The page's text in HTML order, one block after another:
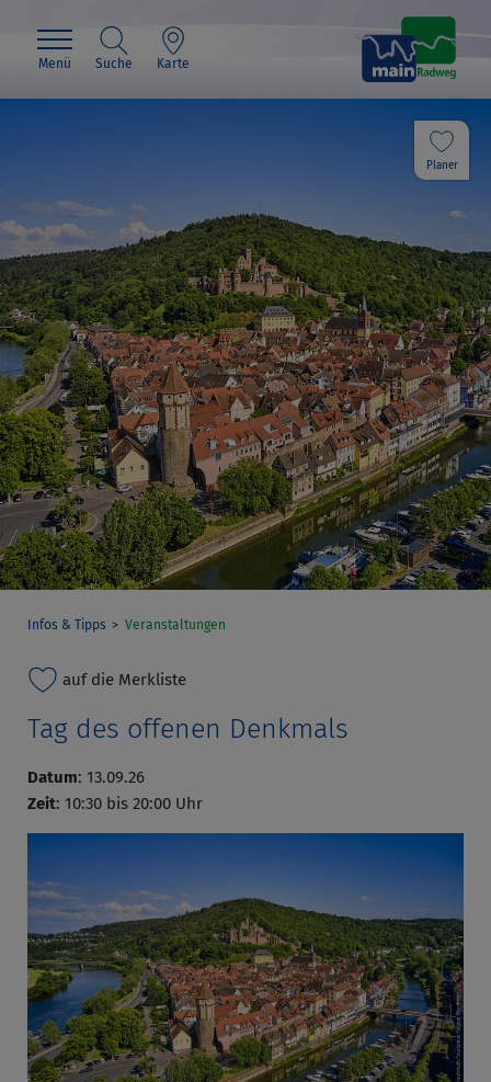
Menü Suche Karte
Planer
Infos & Tipps Veranstaltungen
auf die Merkliste
Tag des offenen Denkmals
Datum: 13.09.26
Zeit: 10:30 bis 20:00 Uhr